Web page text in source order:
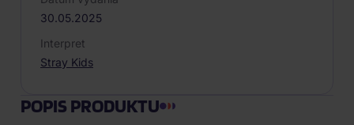
30.05.2025
Interpret
Stray Kids
POPIS PRODUKTU